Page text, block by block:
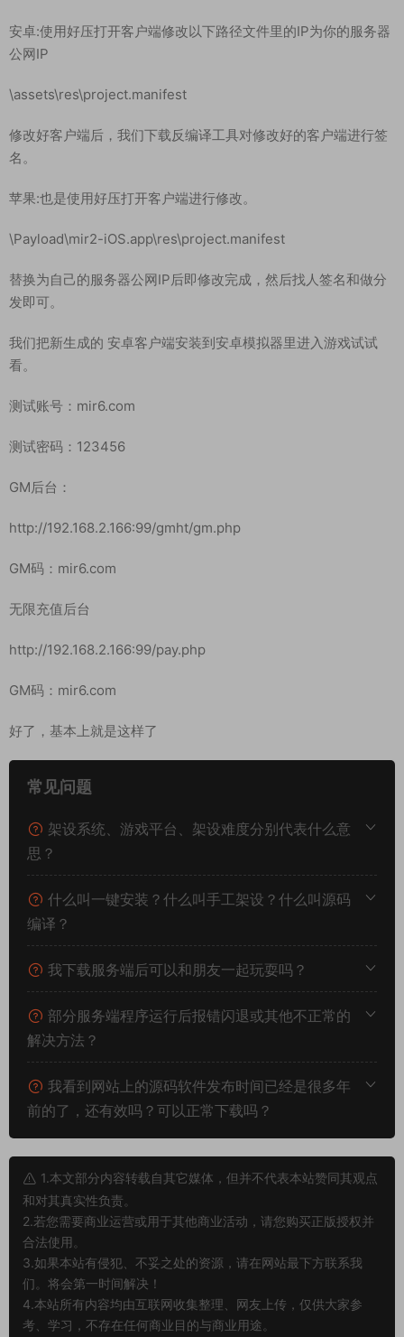
安卓:使用好压打开客户端修改以下路径文件里的IP为你的服务器
公网IP
\assets\res\project.manifest
修改好客户端后，我们下载反编译工具对修改好的客户端进行签
名。
苹果:也是使用好压打开客户端进行修改。
\Payload\mir2-iOS.app\res\project.manifest
替换为自己的服务器公网IP后即修改完成，然后找人签名和做分
发即可。
我们把新生成的 安卓客户端安装到安卓模拟器里进入游戏试试
看。
测试账号：mir6.com
测试密码：123456
GM后台：
http://192.168.2.166:99/gmht/gm.php
GM码：mir6.com
无限充值后台
http://192.168.2.166:99/pay.php
GM码：mir6.com
好了，基本上就是这样了
常见问题
架设系统、游戏平台、架设难度分别代表什么意
思？
什么叫一键安装？什么叫手工架设？什么叫源码
编译？
我下载服务端后可以和朋友一起玩耍吗？
部分服务端程序运行后报错闪退或其他不正常的
解决方法？
我看到网站上的源码软件发布时间已经是很多年
前的了，还有效吗？可以正常下载吗？
1.本文部分内容转载自其它媒体，但并不代表本站赞同其观点
和对其真实性负责。
2.若您需要商业运营或用于其他商业活动，请您购买正版授权并
合法使用。
3.如果本站有侵犯、不妥之处的资源，请在网站最下方联系我
们。将会第一时间解决！
4.本站所有内容均由互联网收集整理、网友上传，仅供大家参
考、学习，不存在任何商业目的与商业用途。